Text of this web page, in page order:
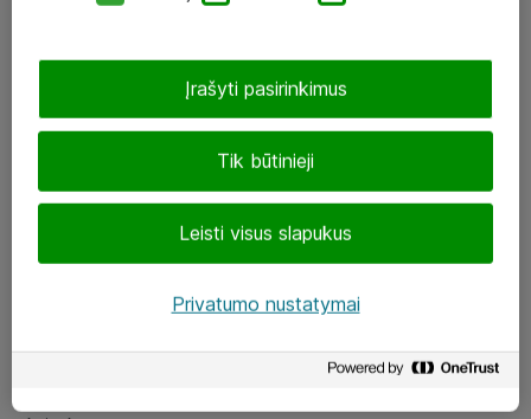
LinkedIn
Tik būtinieji
Leisti visus slapukus
Įrašyti pasirinkimus
Privatumo nustatymai